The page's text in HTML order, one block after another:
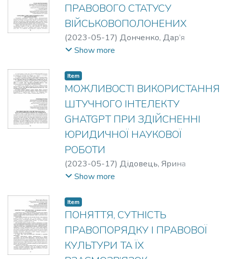
ПРАВОВОГО СТАТУСУ
ВІЙСЬКОВОПОЛОНЕНИХ
(2023-05-17) Донченко, Дар’я
Володимирівна
Show more
Item
МОЖЛИВОСТІ ВИКОРИСТАННЯ
ШТУЧНОГО ІНТЕЛЕКТУ
GHATGPT ПРИ ЗДІЙСНЕННІ
ЮРИДИЧНОЇ НАУКОВОЇ
РОБОТИ
(2023-05-17) Дідовець, Ярина
Олексіївна;Тихомиров, Денис
Show more
Item
ПОНЯТТЯ, СУТНІСТЬ
ПРАВОПОРЯДКУ І ПРАВОВОЇ
КУЛЬТУРИ ТА ЇХ